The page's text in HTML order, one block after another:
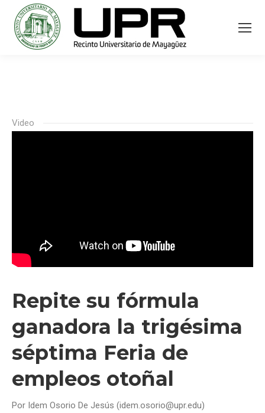
Video
Repite su fórmula
ganadora la trigésima
séptima Feria de
empleos otoñal
Por Idem Osorio De Jesús (idem.osorio@upr.edu)